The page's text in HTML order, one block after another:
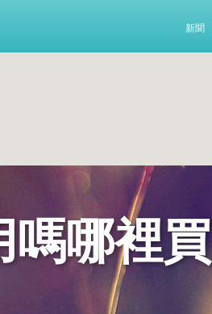
新聞
嗎哪裡買